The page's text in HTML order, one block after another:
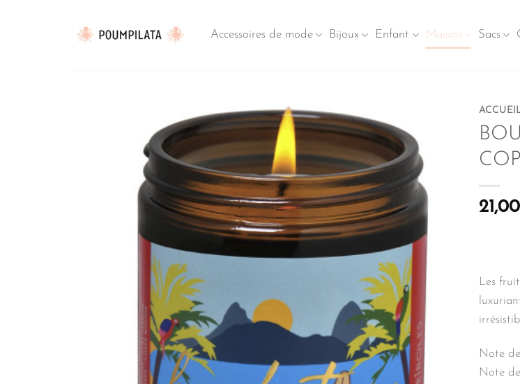
contenu
Accessoires de mode Bijoux Enfant Maison Sacs
21,00
Les
Note
Note